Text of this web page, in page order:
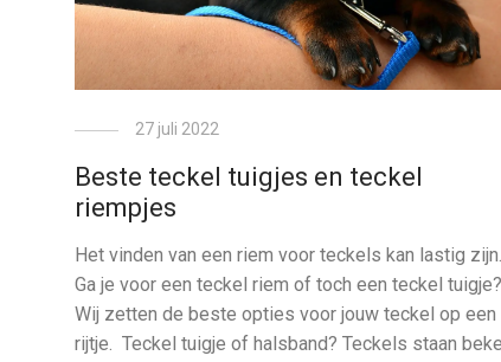
27 juli 2022
Beste teckel tuigjes en teckel
riempjes
Het vinden van een riem voor teckels kan lastig zijn.
Ga je voor een teckel riem of toch een teckel tuigje?
Wij zetten de beste opties voor jouw teckel op een
rijtje. Teckel tuigje of halsband? Teckels staan